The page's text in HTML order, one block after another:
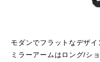
モダンでフラットなデザイ
ミラーアームはロング/シ